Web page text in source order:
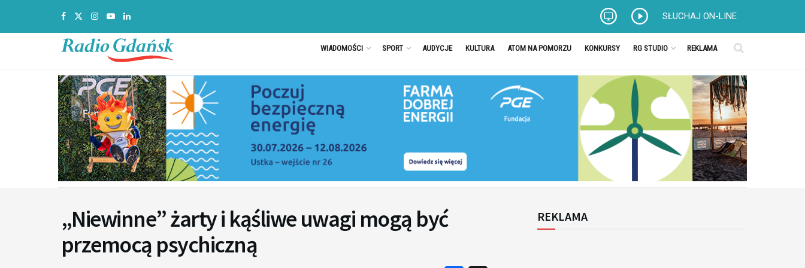
SŁUCHAJ ON-LINE
WIADOMOŚCI SPORT AUDYCJE KULTURA ATOM NA POMORZU KONKURSY RG STUDIO REKLAMA
„Niewinne” żarty i kąśliwe uwagi mogą być
przemocą psychiczną
REKLAMA